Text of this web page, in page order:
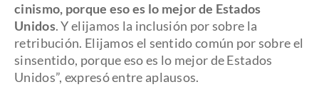
cinismo, porque eso es lo mejor de Estados
Unidos. Y elijamos la inclusión por sobre la
retribución. Elijamos el sentido común por sobre el
sinsentido, porque eso es lo mejor de Estados
Unidos”, expresó entre aplausos.